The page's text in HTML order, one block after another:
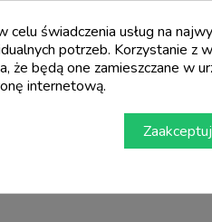
add_shopping_cart
świadczenia usług na
potrzeb. Korzystanie z
że będą one zamieszczane w
internetową.